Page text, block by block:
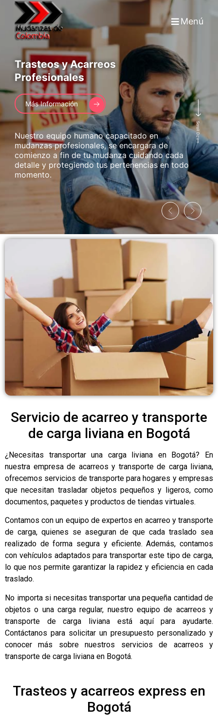
Menú
Trasteos y Acarreos
Profesionales
Más Información
Nuestro equipo humano capacitado en
mudanzas profesionales, se encargara de
comienzo a fin de tu mudanza cuidando cada
detalle y protegiendo tus pertenencias en todo
momento.
Scroll Down
Servicio de acarreo y transporte
de carga liviana en Bogotá
¿Necesitas transportar una carga liviana en Bogotá? En
nuestra empresa de acarreos y transporte de carga liviana,
ofrecemos servicios de transporte para hogares y empresas
que necesitan trasladar objetos pequeños y ligeros, como
documentos, paquetes y productos de tiendas virtuales.
Contamos con un equipo de expertos en acarreo y transporte
de carga, quienes se aseguran de que cada traslado sea
realizado de forma segura y eficiente. Además, contamos
con vehículos adaptados para transportar este tipo de carga,
lo que nos permite garantizar la rapidez y eficiencia en cada
traslado.
No importa si necesitas transportar una pequeña cantidad de
objetos o una carga regular, nuestro equipo de acarreos y
transporte de carga liviana está aquí para ayudarte.
Contáctanos para solicitar un presupuesto personalizado y
conocer más sobre nuestros servicios de acarreos y
transporte de carga liviana en Bogotá.
Trasteos y acarreos express en
Bogotá